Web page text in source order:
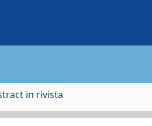
in rivista